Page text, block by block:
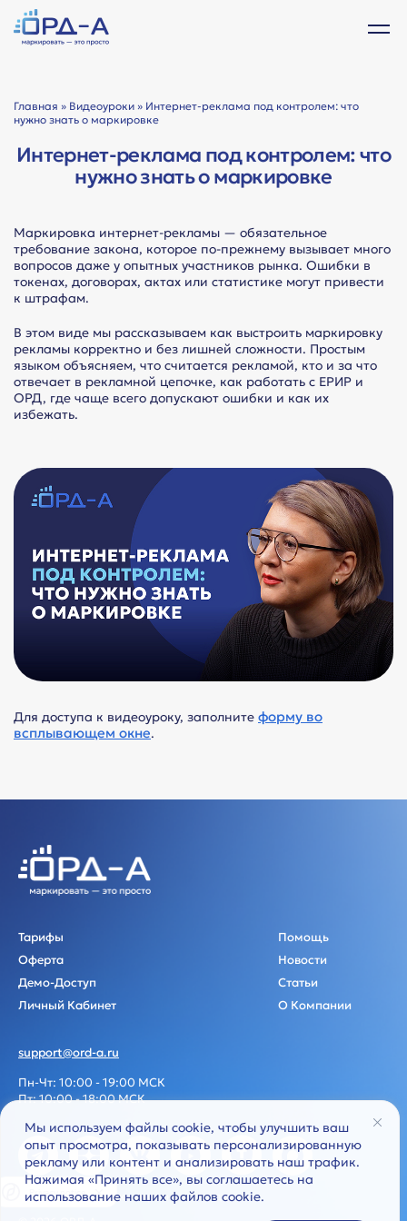
Мы используем файлы cookie, чтобы улучшить ваш
опыт просмотра, показывать персонализированную
рекламу или контент и анализировать наш трафик.
Нажимая «Принять все», вы соглашаетесь на
использование наших файлов cookie.
Главная » Видеоуроки » Интернет-реклама под контролем: что
нужно знать о маркировке
Интернет-реклама под контролем: что
нужно знать о маркировке
Маркировка интернет-рекламы — обязательное
требование закона, которое по-прежнему вызывает много
вопросов даже у опытных участников рынка. Ошибки в
токенах, договорах, актах или статистике могут привести
к штрафам.
В этом виде мы рассказываем как выстроить маркировку
рекламы корректно и без лишней сложности. Простым
языком объясняем, что считается рекламой, кто и за что
отвечает в рекламной цепочке, как работать с ЕРИР и
ОРД, где чаще всего допускают ошибки и как их
избежать.
Для доступа к видеоуроку, заполните форму во
всплывающем окне.
Тарифы
Оферта
Демо-Доступ
Личный Кабинет
Помощь
Новости
Статьи
О Компании
support@ord-a.ru
Пн-Чт: 10:00 - 19:00 МСК
Пт: 10:00 - 18:00 МСК
Политика обработки персональных данных